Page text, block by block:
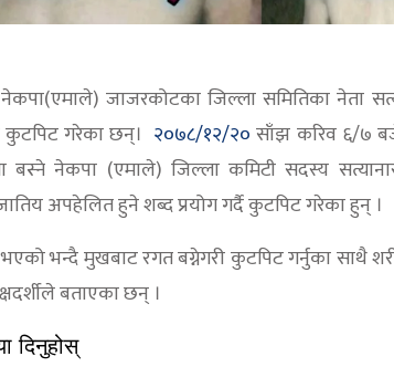
नेकपा(एमाले) जाजरकोटका जिल्ला समितिका नेता
कुटपिट गरेका छन्। २०७८/१२/२० साँझ करिव ६/७
बस्ने नेकपा (एमाले) जिल्ला कमिटी सदस्य
अपहेलित हुने शब्द प्रयोग गर्दै कुटपिट गरेका हुन् ।
भन्दै मुखबाट रगत बग्नेगरी कुटपिट गर्नुका साथै
बताएका छन् ।
दिनुहोस्